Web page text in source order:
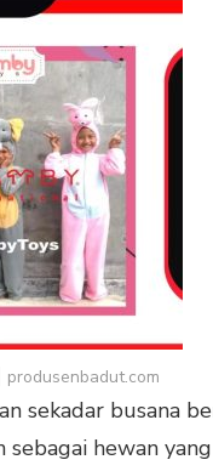
produsenbadut.com
sekadar busana
sebagai hewan